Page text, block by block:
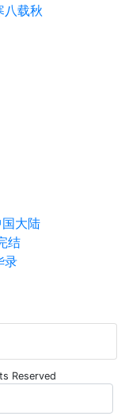
八载秋
大陆
结
录
Reserved